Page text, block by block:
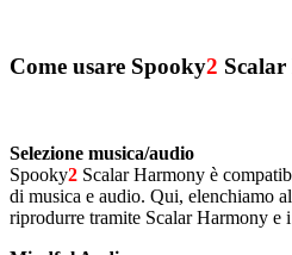
Come usare Spooky2
Selezione musica/audio
Spooky2 Scalar Harmony è
di musica e audio. Qui, elenchiamo
riprodurre tramite Scalar Harmony e